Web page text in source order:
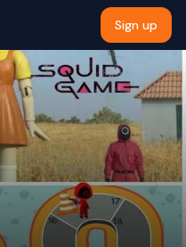
Sign up